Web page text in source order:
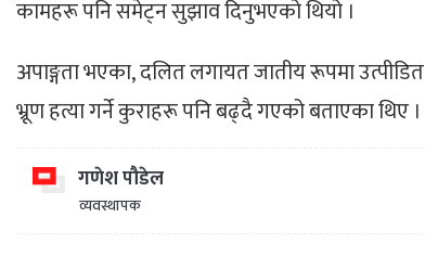
कामहरू पनि समेट्न सुझाव दिनुभएको थियो ।
अपाङ्गताभएका,दलित लगायत जातीय रूपमा उत्पीडित
भ्रूण हत्या गर्ने कुराहरू पनि बढ्दै गएको बताएका थिए ।
गणेश पौडेल
व्यवस्थापक